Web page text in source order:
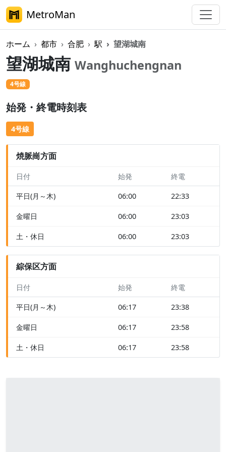
MetroMan
ホーム 都市 合肥 駅 望湖城南
望湖城南 Wanghuchengnan
4号線
始発・終電時刻表
4号線
焼脈崗方面
日付 始発 終電
平日(月～木) 06:00 22:33
金曜日 06:00 23:03
土・休日 06:00 23:03
綜保区方面
日付 始発 終電
平日(月～木) 06:17 23:38
金曜日 06:17 23:58
土・休日 06:17 23:58